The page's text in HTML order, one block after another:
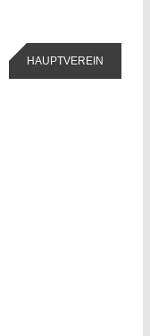
HAUPTVEREIN